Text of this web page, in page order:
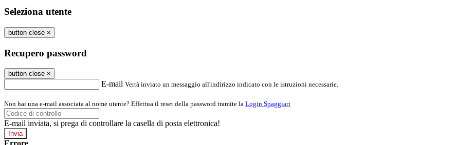
Seleziona utente
button close ×
Recupero password
button close ×
E-mail Verrà inviato un messaggio all'indirizzo indicato con le istruzioni necessarie.
Non hai una e-mail associata al nome utente? Effettua il reset della password tramite la Login Spaggiari
E-mail inviata, si prega di controllare la casella di posta elettronica!